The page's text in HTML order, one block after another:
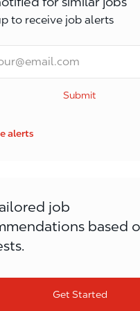
to receive job alerts
address (Required)
Submit
alerts
job
based
Get Started